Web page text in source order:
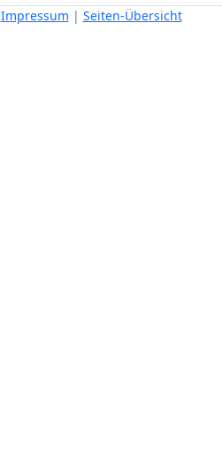
Impressum | Seiten-Übersicht